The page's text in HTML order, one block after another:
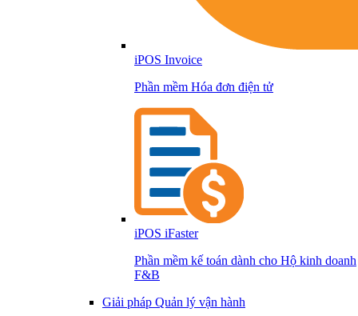
iPOS Invoice
Phần mềm Hóa đơn điện tử
iPOS iFaster
Phần mềm kế toán dành cho Hộ kinh doanh
F&B
Giải pháp Quản lý vận hành